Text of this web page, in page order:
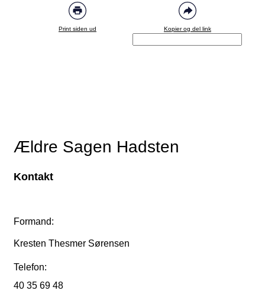
Print siden ud Kopier og del link
Ældre Sagen Hadsten
Kontakt
Formand:
Kresten Thesmer Sørensen
Telefon:
40 35 69 48